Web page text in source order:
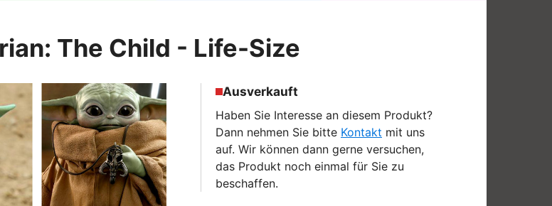
The Child - Life-Size
Ausverkauft
Haben Sie Interesse an diesem Produkt?
Dann nehmen Sie bitte Kontakt mit uns
auf. Wir können dann gerne versuchen,
das Produkt noch einmal für Sie zu
beschaffen.